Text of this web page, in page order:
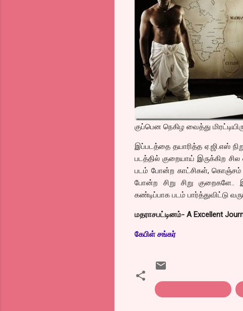
குப்பென நெகிழ வைத்து
இப்படத்தை தயாரித்த ஏ.ஜி.எஸ்
படத்தில் குறையாய் இருக்கிற
படம் போன்ற காட்சிகள், கொஞ்சம்
போன்ற சிறு சிறு குறைகளே..
கண்டிப்பாக படம் பார்த்துவிட்டு
மதராசபட்டினம்- A Excellent
கேபிள் சங்கர்